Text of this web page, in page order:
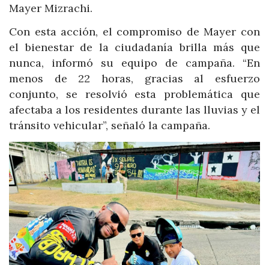
Mayer Mizrachi.
Con esta acción, el compromiso de Mayer con
el bienestar de la ciudadanía brilla más que
nunca, informó su equipo de campaña. “En
menos de 22 horas, gracias al esfuerzo
conjunto, se resolvió esta problemática que
afectaba a los residentes durante las lluvias y el
tránsito vehicular”, señaló la campaña.